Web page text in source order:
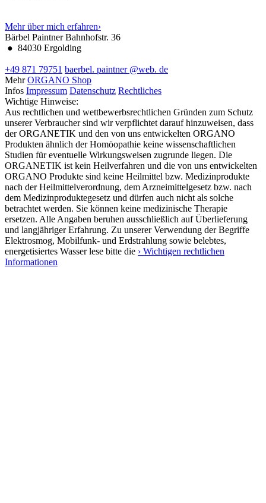
Mehr über mich erfahren›
Bärbel PaintnerBahnhofstr. 36
● 84030 Ergolding
+49 871 79751 baerbel. paintner @web. de
Mehr ORGANO Shop
Infos Impressum Datenschutz Rechtliches
Wichtige Hinweise:
Aus rechtlichen und wettbewerbsrechtlichen Gründen zum Schutz
unserer Verbraucher sind wir verpflichtet darauf hinzuweisen, dass
der ORGANETIK und den von uns entwickelten ORGANO
Produkten ähnlich der Homöopathie keine wissenschaftlichen
Studien für eventuelle Wirkungsweisen zugrunde liegen. Die
ORGANETIK ist kein Heilverfahren und die von uns entwickelten
ORGANO Produkte sind keine Heilmittel bzw. Medizinprodukte
nach der Heilmittelverordnung, dem Arzneimittelgesetz bzw. nach
dem Medizinproduktegesetz und dürfen auch nicht als solche
betrachtet werden. Sie können keine medizinische Therapie
ersetzen. Alle Angaben beruhen ausschließlich auf Überlieferung
und langjähriger Erfahrung. Zu unserer Verwendung der Begriffe
Elektrosmog, Mobilfunk- und Erdstrahlung sowie belebtes,
energetisiertes Wasser lese bitte die › Wichtigen rechtlichen
Informationen